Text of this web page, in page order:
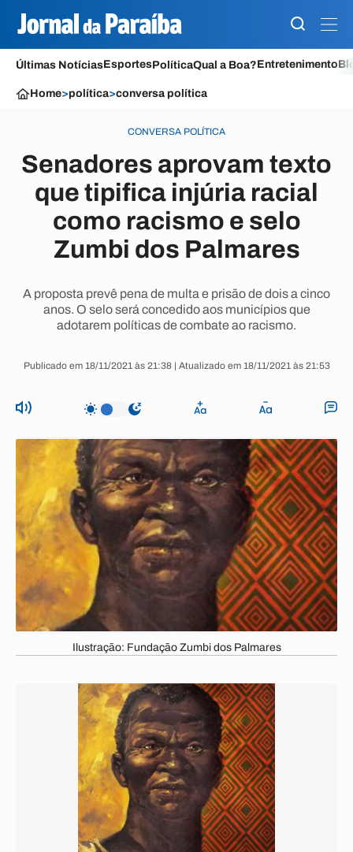
Últimas NotíciasEsportesPolíticaQual a Boa?Entretenimento
Home>política>conversa política
CONVERSA POLÍTICA
Senadores aprovam texto
que tipifica injúria racial
como racismo e selo
Zumbi dos Palmares
A proposta prevê pena de multa e prisão de dois a cinco
anos. O selo será concedido aos municípios que
adotarem políticas de combate ao racismo.
Publicado em 18/11/2021 às 21:38 | Atualizado em 18/11/2021 às 21:53
Ilustração: Fundação Zumbi dos Palmares